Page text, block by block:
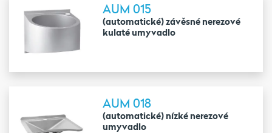
AUM 015
(automatické) závěsné nerezové
kulaté umyvadlo
AUM 018
(automatické) nízké nerezové
umyvadlo